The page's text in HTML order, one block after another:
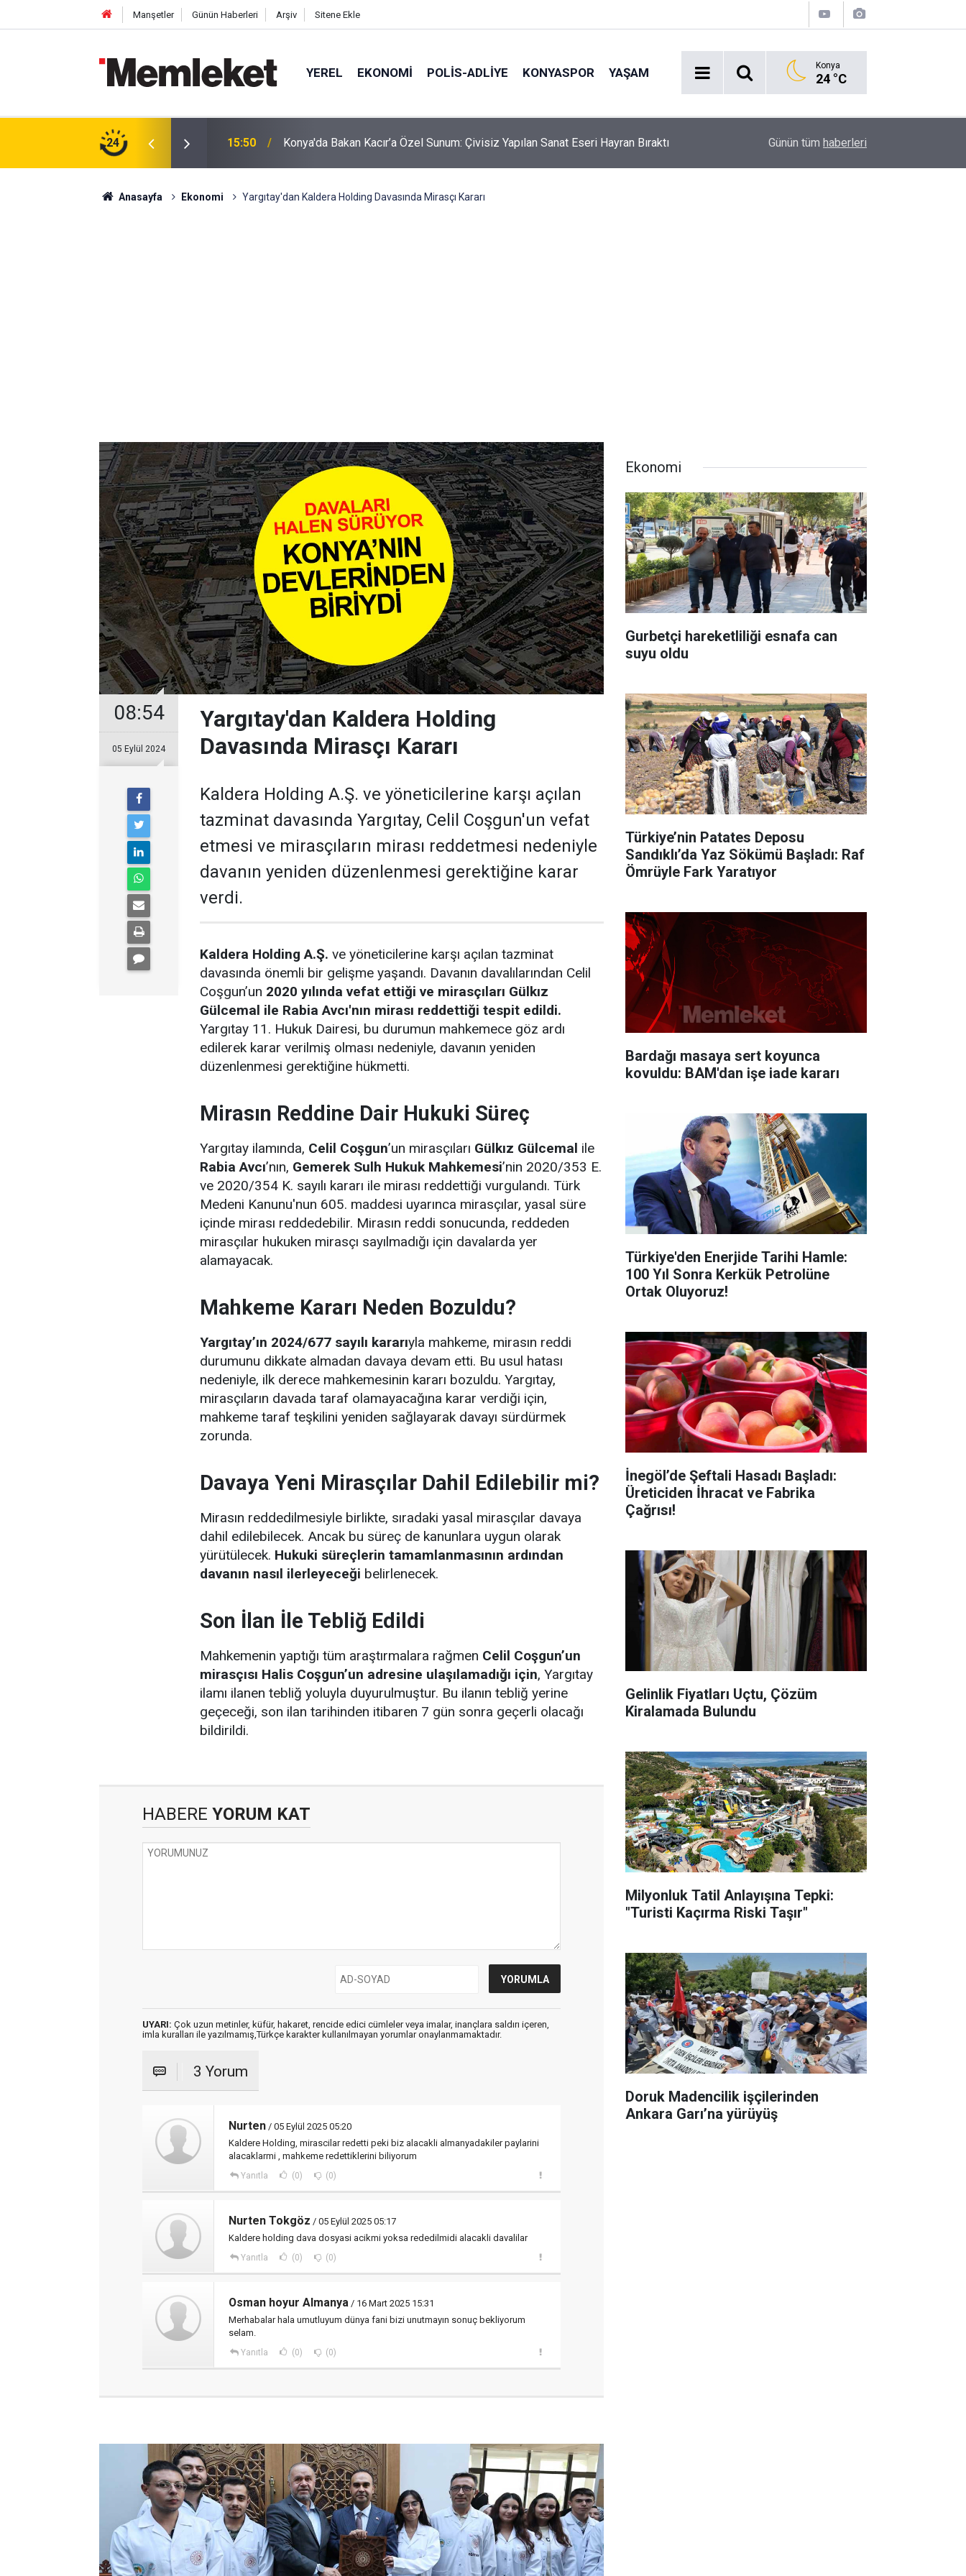
Manşetler Günün Haberleri Arşiv Sitene Ekle
YEREL EKONOMI POLİS-ADLİYE KONYASPOR YAŞAM Konya
24 °C
24
Çivisiz Yapılan Sanat Eseri Hayran Bıraktı 15:47
Srebrenitsa'dan Ramallah'a Uzanan Tarihi Yolculuk! Başkan Kılca Mitinge
Katıldı
Geri Sayım!
Günün tüm haberleri
Anasayfa Ekonomi Yargıtay'dan Kaldera Holding Davasında Mirasçı Kararı
08:54
05 Eylül 2024
Yargıtay'dan Kaldera Holding
Davasında Mirasçı Kararı
Kaldera Holding A.Ş. ve yöneticilerine karşı açılan
tazminat davasında Yargıtay, Celil Coşgun'un vefat
etmesi ve mirasçıların mirası reddetmesi nedeniyle
davanın yeniden düzenlenmesi gerektiğine karar
verdi.
Kaldera Holding A.Ş. ve yöneticilerine karşı açılan tazminat
davasında önemli bir gelişme yaşandı. Davanın davalılarından Celil
Coşgun’un 2020 yılında vefat ettiği ve mirasçıları Gülkız
Gülcemal ile Rabia Avcı'nın mirası reddettiği tespit edildi.
Yargıtay 11. Hukuk Dairesi, bu durumun mahkemece göz ardı
edilerek karar verilmiş olması nedeniyle, davanın yeniden
düzenlenmesi gerektiğine hükmetti.
Mirasın Reddine Dair Hukuki Süreç
Yargıtay ilamında, Celil Coşgun’un mirasçıları Gülkız Gülcemal ile
Rabia Avcı’nın, Gemerek Sulh Hukuk Mahkemesi’nin 2020/353 E.
ve 2020/354 K. sayılı kararı ile mirası reddettiği vurgulandı. Türk
Medeni Kanunu'nun 605. maddesi uyarınca mirasçılar, yasal süre
içinde mirası reddedebilir. Mirasın reddi sonucunda, reddeden
mirasçılar hukuken mirasçı sayılmadığı için davalarda yer
alamayacak.
Mahkeme Kararı Neden Bozuldu?
Yargıtay’ın 2024/677 sayılı kararıyla mahkeme, mirasın reddi
durumunu dikkate almadan davaya devam etti. Bu usul hatası
nedeniyle, ilk derece mahkemesinin kararı bozuldu. Yargıtay,
mirasçıların davada taraf olamayacağına karar verdiği için,
mahkeme taraf teşkilini yeniden sağlayarak davayı sürdürmek
zorunda.
Davaya Yeni Mirasçılar Dahil Edilebilir mi?
Mirasın reddedilmesiyle birlikte, sıradaki yasal mirasçılar davaya
dahil edilebilecek. Ancak bu süreç de kanunlara uygun olarak
yürütülecek. Hukuki süreçlerin tamamlanmasının ardından
davanın nasıl ilerleyeceği belirlenecek.
Son İlan İle Tebliğ Edildi
Mahkemenin yaptığı tüm araştırmalara rağmen Celil Coşgun’un
mirasçısı Halis Coşgun’un adresine ulaşılamadığı için, Yargıtay
ilamı ilanen tebliğ yoluyla duyurulmuştur. Bu ilanın tebliğ yerine
geçeceği, son ilan tarihinden itibaren 7 gün sonra geçerli olacağı
bildirildi.
HABERE YORUM KAT
UYARI: Çok uzun metinler, küfür, hakaret, rencide edici cümleler veya imalar, inançlara saldırı içeren,
imla kuralları ile yazılmamış,Türkçe karakter kullanılmayan yorumlar onaylanmamaktadır.
3 Yorum
Nurten / 05 Eylül 2025 05:20
Kaldere Holding, mirascilar redetti peki biz alacakli almanyadakiler paylarini
alacaklarmi , mahkeme redettiklerini biliyorum
Yanıtla (0) (0)
Nurten Tokgöz / 05 Eylül 2025 05:17
Kaldere holding dava dosyasi acikmi yoksa rededilmidi alacakli davalilar
Yanıtla (0) (0)
Osman hoyur Almanya / 16 Mart 2025 15:31
Merhabalar hala umutluyum dünya fani bizi unutmayın sonuç bekliyorum
selam.
Yanıtla (0) (0)
Ekonomi
Gurbetçi hareketliliği esnafa can
suyu oldu
Türkiye’nin Patates Deposu
Sandıklı’da Yaz Sökümü Başladı: Raf
Ömrüyle Fark Yaratıyor
Bardağı masaya sert koyunca
kovuldu: BAM'dan işe iade kararı
Türkiye'den Enerjide Tarihi Hamle:
100 Yıl Sonra Kerkük Petrolüne
Ortak Oluyoruz!
İnegöl’de Şeftali Hasadı Başladı:
Üreticiden İhracat ve Fabrika
Çağrısı!
Gelinlik Fiyatları Uçtu, Çözüm
Kiralamada Bulundu
Milyonluk Tatil Anlayışına Tepki:
"Turisti Kaçırma Riski Taşır"
Doruk Madencilik işçilerinden
Ankara Garı’na yürüyüş